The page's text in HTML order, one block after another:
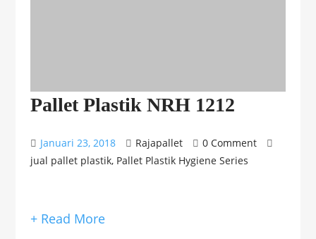
Pallet Plastik NRH 1212
Januari 23, 2018 Rajapallet
0 Comment
jual pallet plastik, Pallet Plastik Hygiene Series
+ Read More